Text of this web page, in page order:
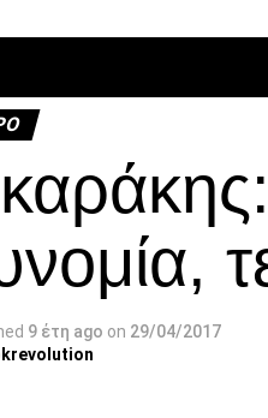
9 έτη ago on 29/04/2017